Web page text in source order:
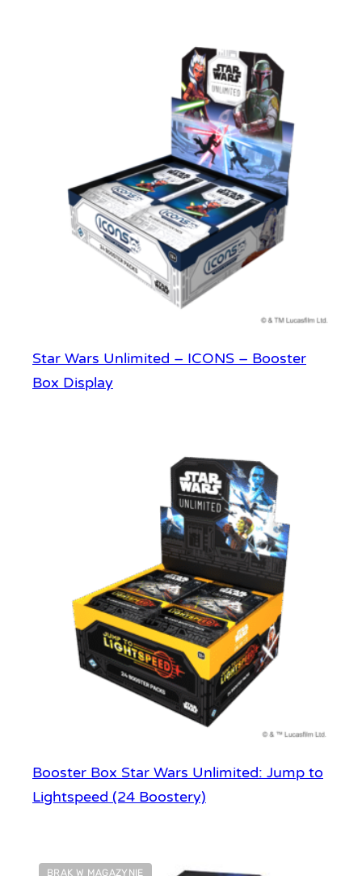
Star Wars Unlimited – ICONS – Booster
Box Display
Booster Box Star Wars Unlimited: Jump to
Lightspeed (24 Boostery)